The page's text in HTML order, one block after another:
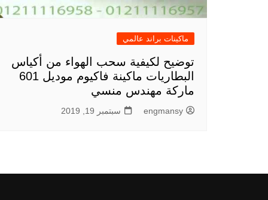
ماكينات براند عالمي
توضيح لكيفية سحب الهواء من أكياس
البطاريات ماكينة فاكيوم موديل 601
ماركة مهندس منسي
engmansy سبتمبر 19, 2019